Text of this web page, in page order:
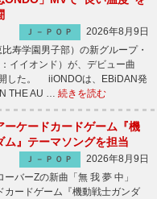
Ｊ－ＰＯＰ
2026年8月9日
寿学園男子部）の新グループ・
イイオンド）が、デビュー曲
開した。 iiONDOは、EBiDAN発
THE AU … 続きを読む
ーケードカードゲーム『機
ム』テーマソングを担当
Ｊ－ＰＯＰ
2026年8月9日
バーZの新曲「無 我 夢 中」
カードゲーム『機動戦士ガンダ